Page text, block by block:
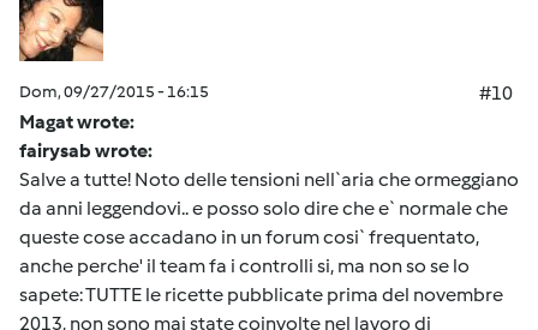
Dom, 09/27/2015 - 16:15
#10
Magat wrote:
fairysab wrote:
Salve a tutte! Noto delle tensioni nell`aria che ormeggiano
da anni leggendovi.. e posso solo dire che e` normale che
queste cose accadano in un forum cosi` frequentato,
anche perche' il team fa i controlli si, ma non so se lo
sapete: TUTTE le ricette pubblicate prima del novembre
2013, non sono mai state coinvolte nel lavoro di